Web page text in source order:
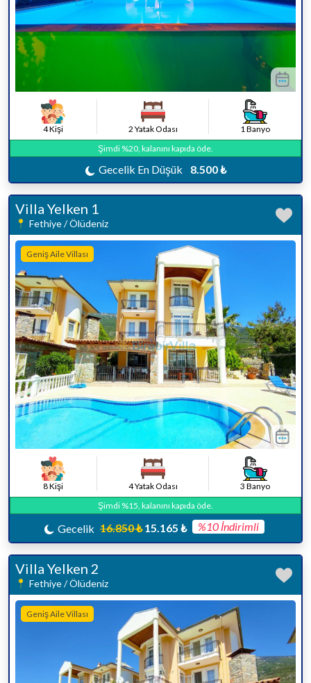
4 Kişi 2 Yatak Odası
1 Banyo
Şimdi %20, kalanını kapıda öde.
Gecelik En Düşük 8.500 ₺
Villa Yelken 1
Fethiye / Ölüdeniz
Geniş Aile Villası
8 Kişi 4 Yatak Odası
3 Banyo
Şimdi %15, kalanını kapıda öde.
Gecelik 16.850 ₺ 15.165 ₺ %10 İndirimli
Villa Yelken 2
Fethiye / Ölüdeniz
Geniş Aile Villası